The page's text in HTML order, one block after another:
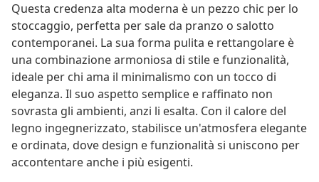
Questa credenza alta moderna è un pezzo chic per lo
stoccaggio, perfetta per sale da pranzo o salotto
contemporanei. La sua forma pulita e rettangolare è
una combinazione armoniosa di stile e funzionalità,
ideale per chi ama il minimalismo con un tocco di
eleganza. Il suo aspetto semplice e raffinato non
sovrasta gli ambienti, anzi li esalta. Con il calore del
legno ingegnerizzato, stabilisce un'atmosfera elegante
e ordinata, dove design e funzionalità si uniscono per
accontentare anche i più esigenti.